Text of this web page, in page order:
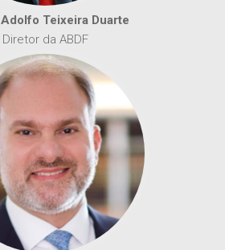
Teixeira Duarte
Diretor da ABDF